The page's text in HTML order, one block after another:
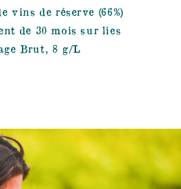
vins de réserve (66%)
de 30 mois sur lies
Brut, 8 g/L